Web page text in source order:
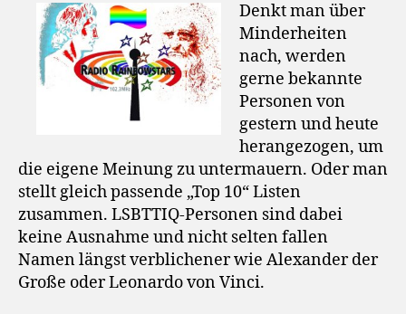
Denkt man über
Minderheiten
nach, werden
gerne bekannte
Personen von
gestern und heute
herangezogen, um
die eigene Meinung zu untermauern. Oder man
stellt gleich passende „Top 10“ Listen
zusammen. LSBTTIQ-Personen sind dabei
keine Ausnahme und nicht selten fallen
Namen längst verblichener wie Alexander der
Große oder Leonardo von Vinci.